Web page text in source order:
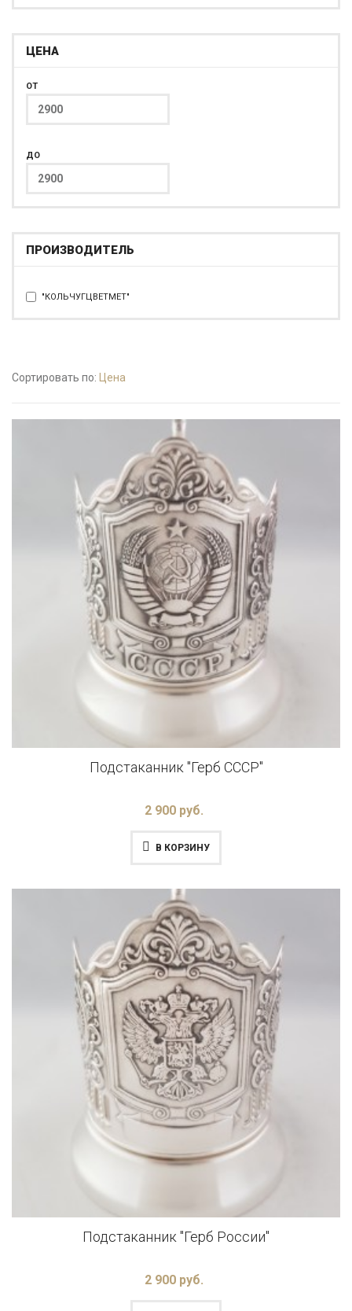
ЦЕНА
ОТ
ДО
ПРОИЗВОДИТЕЛЬ
"КОЛЬЧУГЦВЕТМЕТ"
Сортировать по: Цена
Подстаканник "Герб СССР"
2 900 руб.
В КОРЗИНУ
Подстаканник "Герб России"
2 900 руб.